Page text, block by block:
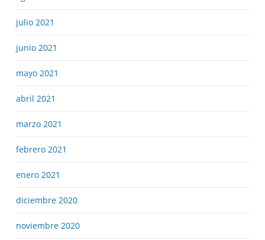
julio 2021
junio 2021
mayo 2021
abril 2021
marzo 2021
febrero 2021
enero 2021
diciembre 2020
noviembre 2020